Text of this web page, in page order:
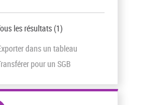
les résultats(1)
dans un tableau
pour un SGB